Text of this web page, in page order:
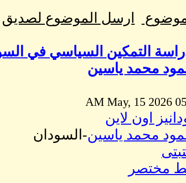
ارسل الموضوع لصديق
محمد ياسين
05:14
اون لاين
محمد ياسين-السودان
مختصر